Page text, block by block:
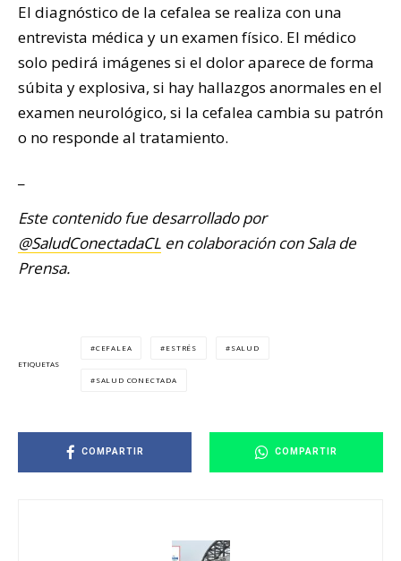
El diagnóstico de la cefalea se realiza con una
entrevista médica y un examen físico. El médico
solo pedirá imágenes si el dolor aparece de forma
súbita y explosiva, si hay hallazgos anormales en el
examen neurológico, si la cefalea cambia su patrón
o no responde al tratamiento.
Este contenido fue desarrollado por
@SaludConectadaCL en colaboración con Sala de
Prensa.
ETIQUETAS
CEFALEA ESTRÉS SALUD
SALUD CONECTADA
COMPARTIR COMPARTIR